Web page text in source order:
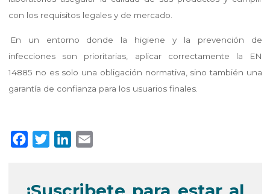
con los requisitos legales y de mercado.
En un entorno donde la higiene y la prevención de
infecciones son prioritarias, aplicar correctamente la EN
14885 no es solo una obligación normativa, sino también una
garantía de confianza para los usuarios finales.
e
t
k
i